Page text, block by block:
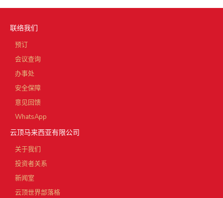
联络我们
预订
会议查询
办事处
安全保障
意见回馈
WhatsApp
云顶马来西亚有限公司
关于我们
投资者关系
新闻室
云顶世界部落格